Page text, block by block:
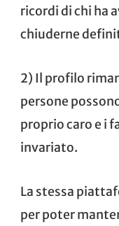
ricordi di chi ha
chiuderne
2) Il profilo
persone
proprio caro e i
invariato.
La stessa
per poter